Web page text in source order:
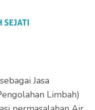
sebagai Jasa
Limbah)